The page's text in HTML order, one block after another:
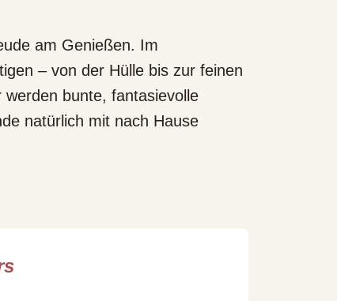
am Genießen. Im
– von der Hülle bis zur feinen
bunte, fantasievolle
natürlich mit nach Hause